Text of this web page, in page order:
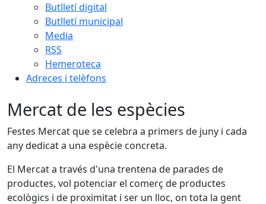
Butlletí digital
Butlletí municipal
Media
RSS
Hemeroteca
Adreces i telèfons
Mercat de les espècies
Festes Mercat que se celebra a primers de juny i cada
any dedicat a una espècie concreta.
El Mercat a través d'una trentena de parades de
productes, vol potenciar el comerç de productes
ecològics i de proximitat i ser un lloc, on tota la gent